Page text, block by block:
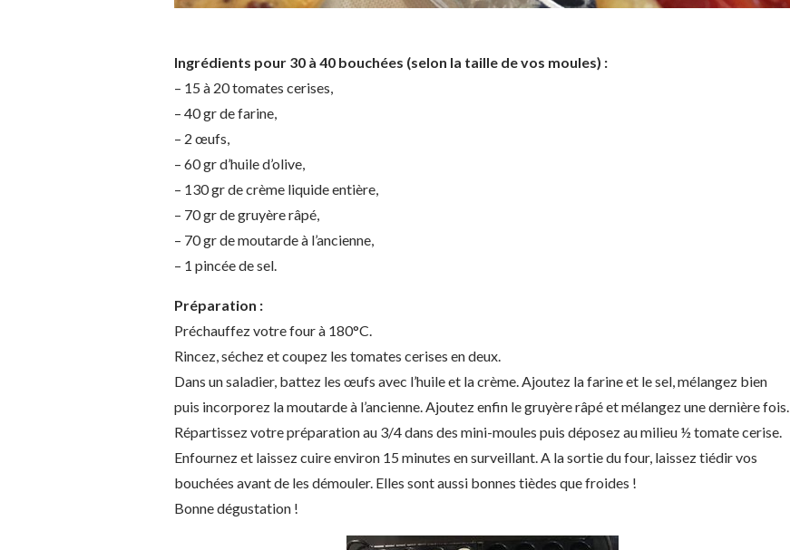
Ingrédients pour 30 à 40 bouchées (selon la taille de vos moules) :
– 15 à 20 tomates cerises,
– 40 gr de farine,
– 2 œufs,
– 60 gr d’huile d’olive,
– 130 gr de crème liquide entière,
– 70 gr de gruyère râpé,
– 70 gr de moutarde à l’ancienne,
– 1 pincée de sel.
Préparation :
Préchauffez votre four à 180°C.
Rincez, séchez et coupez les tomates cerises en deux.
Dans un saladier, battez les œufs avec l’huile et la crème. Ajoutez la farine et le sel, mélangez bien
puis incorporez la moutarde à l’ancienne. Ajoutez enfin le gruyère râpé et mélangez une dernière fois.
Répartissez votre préparation au 3/4 dans des mini-moules puis déposez au milieu ½ tomate cerise.
Enfournez et laissez cuire environ 15 minutes en surveillant. A la sortie du four, laissez tiédir vos
bouchées avant de les démouler. Elles sont aussi bonnes tièdes que froides !
Bonne dégustation !